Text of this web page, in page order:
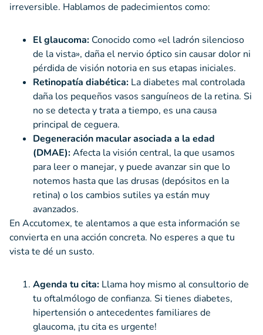
irreversible. Hablamos de padecimientos como:
El glaucoma: Conocido como «el ladrón silencioso
de la vista», daña el nervio óptico sin causar dolor ni
pérdida de visión notoria en sus etapas iniciales.
Retinopatía diabética: La diabetes mal controlada
daña los pequeños vasos sanguíneos de la retina. Si
no se detecta y trata a tiempo, es una causa
principal de ceguera.
Degeneración macular asociada a la edad
(DMAE):Afecta la visión central, la que usamos
para leer o manejar, y puede avanzar sin que lo
notemos hasta que las drusas (depósitos en la
retina) o los cambios sutiles ya están muy
avanzados.
En Accutomex, te alentamos a que esta información se
convierta en una acción concreta. No esperes a que tu
vista te dé un susto.
Agenda tu cita: Llama hoy mismo al consultorio de
tu oftalmólogo de confianza. Si tienes diabetes,
hipertensión o antecedentes familiares de
glaucoma, ¡tu cita es urgente!